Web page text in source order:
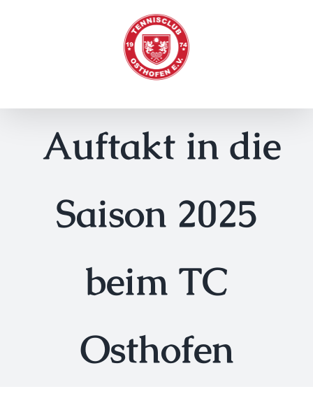
Auftakt in die
Saison 2025
beim TC
Osthofen